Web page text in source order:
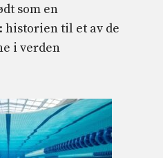
som en
til et av de
i verden